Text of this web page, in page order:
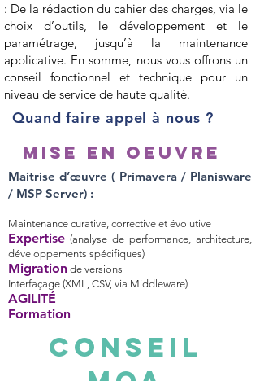
: De la rédaction du cahier des charges, via le
choix d’outils, le développement et le
paramétrage, jusqu’à la maintenance
applicative.​ En somme, nous vous offrons un
conseil fonctionnel et technique pour un
niveau de service de haute qualité.
Quand faire appel à nous ?
Mise en oeuvre
Maitrise d’œuvre ( Primavera / Planisware
/ MSP Server) :
Maintenance curative, corrective et évolutive
Expertise (analyse de performance, architecture,
développements spécifiques)
Migration de versions
Interfaçage (XML, CSV, via Middleware)
AGILITÉ
Formation
CONSEIL